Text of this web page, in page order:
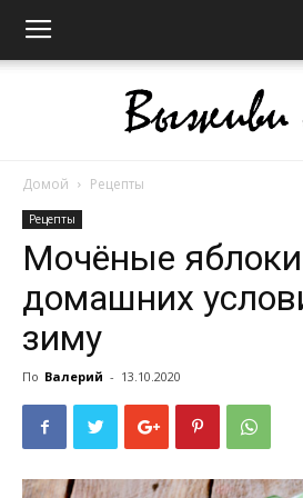
сам
Домой Рецепты
Рецепты
Мочёные
домашних
зиму
По Валерий - 13.10.2020